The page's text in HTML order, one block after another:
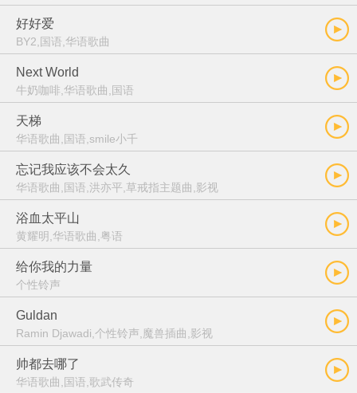
好好爱
BY2,国语,华语歌曲
Next World
牛奶咖啡,华语歌曲,国语
天梯
华语歌曲,国语,smile小千
忘记我应该不会太久
华语歌曲,国语,洪亦平,草戒指主题曲,影视
浴血太平山
黄耀明,华语歌曲,粤语
给你我的力量
个性铃声
Guldan
Ramin Djawadi,个性铃声,魔兽插曲,影视
帅都去哪了
华语歌曲,国语,歌武传奇